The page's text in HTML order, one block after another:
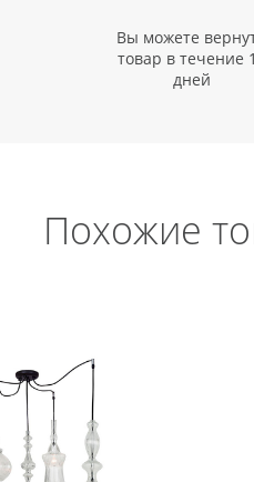
Вы можете
товар в течение
дней
Похожие